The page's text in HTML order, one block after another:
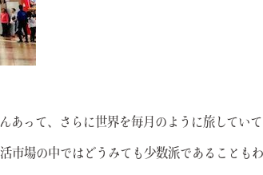
あって、さらに世界を毎月のように旅していて
市場の中ではどうみても少数派であることも